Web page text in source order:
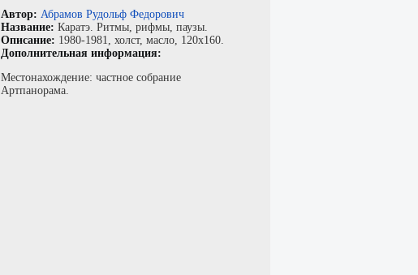
Автор: Абрамов Рудольф Федорович
Название: Каратэ. Ритмы, рифмы, паузы.
Описание: 1980-1981, холст, масло, 120x160.
Дополнительная информация:
Местонахождение: частное собрание
Артпанорама.